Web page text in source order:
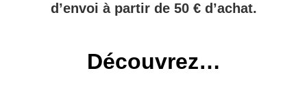
d’envoi à partir de 50 € d’achat.
Découvrez…